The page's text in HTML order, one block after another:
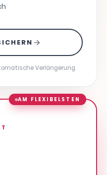
Verlängerung
AM FLEXIBELSTEN